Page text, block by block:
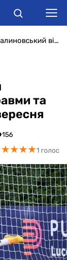
Офіційно: Малиновський відновився від важкої травми та може зіграти вперше із вересня
та
156
★★★★
★★★★1 голос